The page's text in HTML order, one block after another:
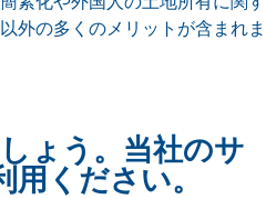
外の多くのメリットが含まれま
ょう。当社のサ
ください。